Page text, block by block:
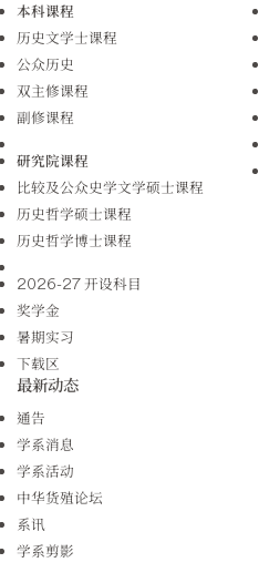
本科课程
历史文学士课程
公众历史
双主修课程
副修课程
研究院课程
比较及公众史学文学硕士课程
历史哲学硕士课程
历史哲学博士课程
2026-27 开设科目
奖学金
暑期实习
下载区
最新动态
通告
学系消息
学系活动
中华货殖论坛
系讯
学系剪影